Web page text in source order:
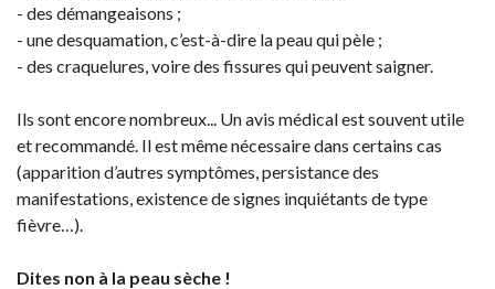
- des démangeaisons ;
- une desquamation, c’est-à-dire la peau qui pèle ;
- des craquelures, voire des fissures qui peuvent saigner.
Ils sont encore nombreux... Un avis médical est souvent utile
et recommandé. Il est même nécessaire dans certains cas
(apparition d’autres symptômes, persistance des
manifestations, existence de signes inquiétants de type
fièvre…).
Dites non à la peau sèche !